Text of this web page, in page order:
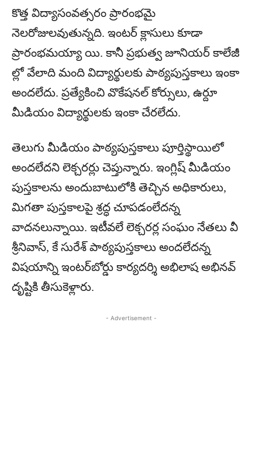
కొత్త విద్యాసంవత్సరం ప్రారంభమై
నెలరోజులవుతున్నది. ఇంటర్‌ క్లాసులు కూడా
ప్రారంభమయ్యా యి. కానీ ప్రభుత్వ జూనియర్‌ కాలేజీ
ల్లో వేలాది మంది విద్యార్థులకు పాఠ్యపుస్తకాలు ఇంకా
అందలేదు. ప్రత్యేకించి వొకేషనల్‌ కోర్సులు, ఉర్దూ
మీడియం విద్యార్థులకు ఇంకా చేరలేదు.
తెలుగు మీడియం పాఠ్యపుస్తకాలు పూర్తిస్థాయిలో
అందలేదని లెక్చరర్లు చెప్తున్నారు. ఇంగ్లిష్‌ మీడియం
పుస్తకాలను అందుబాటులోకి తెచ్చిన అధికారులు,
మిగతా పుస్తకాలపై శ్రద్ధ చూపడంలేదన్న
వాదనలున్నాయి. ఇటీవలే లెక్చరర్ల సంఘం నేతలు వీ
శ్రీనివాస్‌, కే సురేశ్‌ పాఠ్యపుస్తకాలు అందలేదన్న
విషయాన్ని ఇంటర్‌బోర్డు కార్యదర్శి అభిలాష అభినవ్‌
దృష్టికి తీసుకెళ్లారు.
- Advertisement -